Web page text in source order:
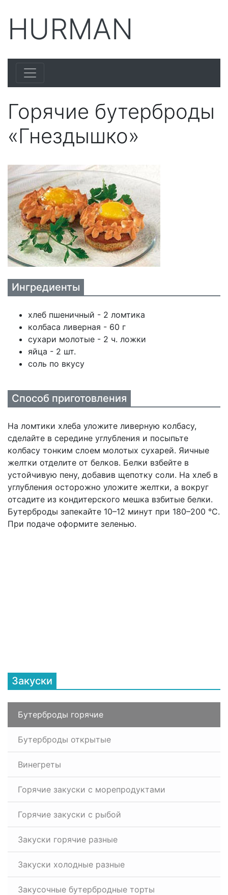
HURMAN
Горячие бутерброды
«Гнездышко»
Ингредиенты
хлеб пшеничный - 2 ломтика
колбаса ливерная - 60 г
сухари молотые - 2 ч. ложки
яйца - 2 шт.
соль по вкусу
Способ приготовления
На ломтики хлеба уложите ливерную колбасу,
сделайте в середине углубления и посыпьте
колбасу тонким слоем молотых сухарей. Яичные
желтки отделите от белков. Белки взбейте в
устойчивую пену, добавив щепотку соли. На хлеб в
углубления осторожно уложите желтки, а вокруг
отсадите из кондитерского мешка взбитые белки.
Бутерброды запекайте 10–12 минут при 180–200 °С.
При подаче оформите зеленью.
Закуски
Бутерброды горячие
Бутерброды открытые
Винегреты
Горячие закуски с морепродуктами
Горячие закуски с рыбой
Закуски горячие разные
Закуски холодные разные
Закусочные бутербродные торты